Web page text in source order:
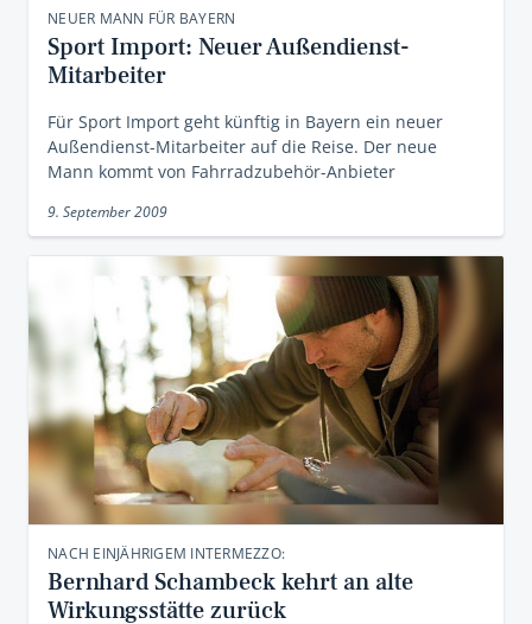
NEUER MANN FÜR BAYERN
Sport Import: Neuer Außendienst-
Mitarbeiter
Für Sport Import geht künftig in Bayern ein neuer
Außendienst-Mitarbeiter auf die Reise. Der neue
Mann kommt von Fahrradzubehör-Anbieter
9. September 2009
NACH EINJÄHRIGEM INTERMEZZO:
Bernhard Schambeck kehrt an alte
Wirkungsstätte zurück